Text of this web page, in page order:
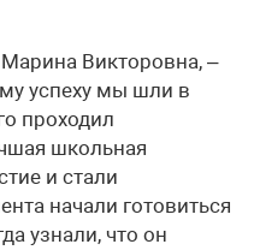
Викторовна, –
успеху мы шли в
проходил
школьная
и стали
начали готовиться
узнали, что он